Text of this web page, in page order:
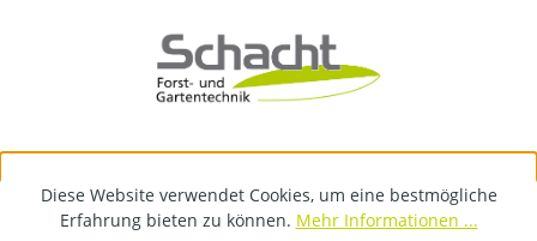
Diese Website verwendet Cookies, um eine bestmögliche
Erfahrung bieten zu können. Mehr Informationen ...